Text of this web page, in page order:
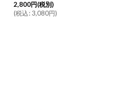
2,800円(税別)
(税込: 3,080円)